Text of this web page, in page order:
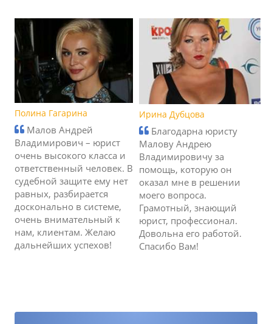
Полина Гагарина
Малов Андрей
Владимирович – юрист
очень высокого класса и
ответственный человек. В
судебной защите ему нет
равных, разбирается
досконально в системе,
очень внимательный к
нам, клиентам. Желаю
дальнейших успехов!
Ирина Дубцова
Благодарна юристу
Малову Андрею
Владимировичу за
помощь, которую он
оказал мне в решении
моего вопроса.
Грамотный, знающий
юрист, профессионал.
Довольна его работой.
Спасибо Вам!